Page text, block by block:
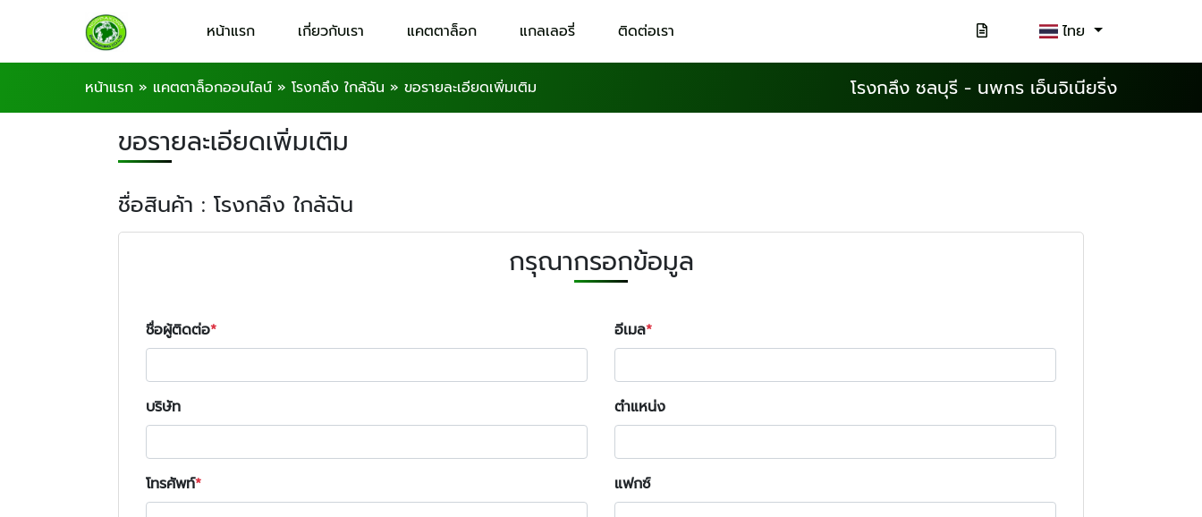
หน้าแรก เกี่ยวกับเรา แคตตาล็อก แกลเลอรี่ ติดต่อเรา ไทย
หน้าแรก » แคตตาล็อกออนไลน์ » โรงกลึง ใกล้ฉัน » ขอรายละเอียดเพิ่มเติม โรงกลึง ชลบุรี - นพกร เอ็นจิเนียริ่ง
ขอรายละเอียดเพิ่มเติม
ชื่อสินค้า : โรงกลึง ใกล้ฉัน
กรุณากรอกข้อมูล
ชื่อผู้ติดต่อ อีเมล
บริษัท ตำแหน่ง
โทรศัพท์ แฟกซ์